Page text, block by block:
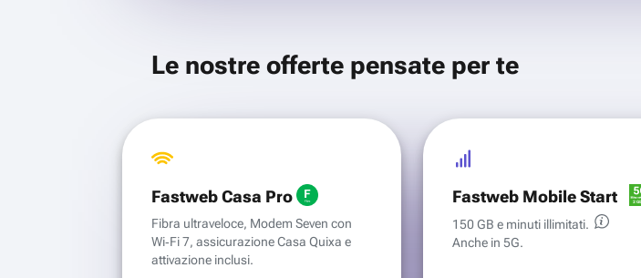
Le nostre offerte pensate per te
Fastweb Casa Pro
Fibra ultraveloce, Modem Seven con
Wi‑Fi 7, assicurazione Casa Quixa e
attivazione inclusi.
Fastweb Mobile Start
150 GB e minuti illimitati.
Anche in 5G.